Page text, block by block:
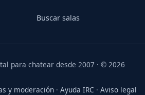
Buscar salas
para chatear desde 2007 · © 2026
y moderación · Ayuda IRC · Aviso legal